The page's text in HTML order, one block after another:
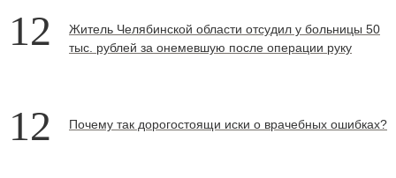
12
Житель Челябинской области отсудил у больницы 50
тыс. рублей за онемевшую после операции руку
12 Почему так дорогостоящи иски о врачебных ошибках?